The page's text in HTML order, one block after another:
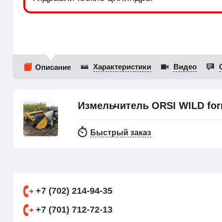
Описание Характеристики Видео
Измельчитель ORSI WILD
Быстрый заказ
+7 (702) 214-94-35
+7 (701) 712-72-13